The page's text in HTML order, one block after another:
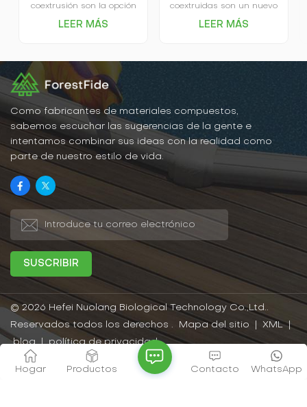
coextrusión son la opción
de gama alta del
mercado. La tarima
de plástico, de ahí su
nombre.El rendimiento
avanzado en absorción
de agua y resistencia a
rayones es la principal
ventaja de Capped
opciones en patrones y
colores son la gran
ventaja de la plataforma.
LEER MÁS
coextruidas son un nuevo
material para suelos
ecológico y duradero que
humedad, los rayos UV y
la abrasión, y son fáciles
de limpiar y mantener.
LEER MÁS
Como fabricantes de materiales compuestos,
sabemos escuchar las sugerencias de la gente e
intentamos combinar sus ideas con la realidad como
parte de nuestro estilo de vida.
© 2026 Hefei Nuolang Biological Technology Co.,Ltd..
Reservados todos los derechos .
Mapa del sitio XML |
blog | política de privacidad
Red IPv6 compatible
Hogar
Productos WhatsApp
Contacto